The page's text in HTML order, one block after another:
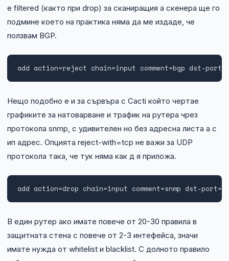
е filtered (както при drop) за сканиращия а скенера ще го
подмине което на практика няма да ме издаде, че
ползвам BGP.
add action=reject chain=input comment=bgp dst-
Нещо подобно е и за сървъра с Cacti който чертае
графиките за натоварване и трафик на рутера чрез
протокола snmp, с удивителен но без адресна листа а с
ип адрес. Опцията reject-with=tcp не важи за UDP
протокола така, че тук няма как д я приложа.
add action=drop chain=input comment=snmp dst-
В един рутер ако имате повече от 20-30 правила в
защитната стена с повече от 2-3 интефейса, значи
имате нужда от whitelist и blacklist. С долното правило